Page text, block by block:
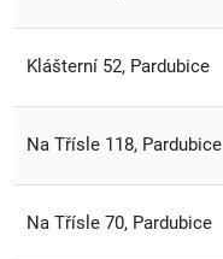
Klášterní 52, Pardubice
Na Třísle 118, Pardubice
Na Třísle 70, Pardubice